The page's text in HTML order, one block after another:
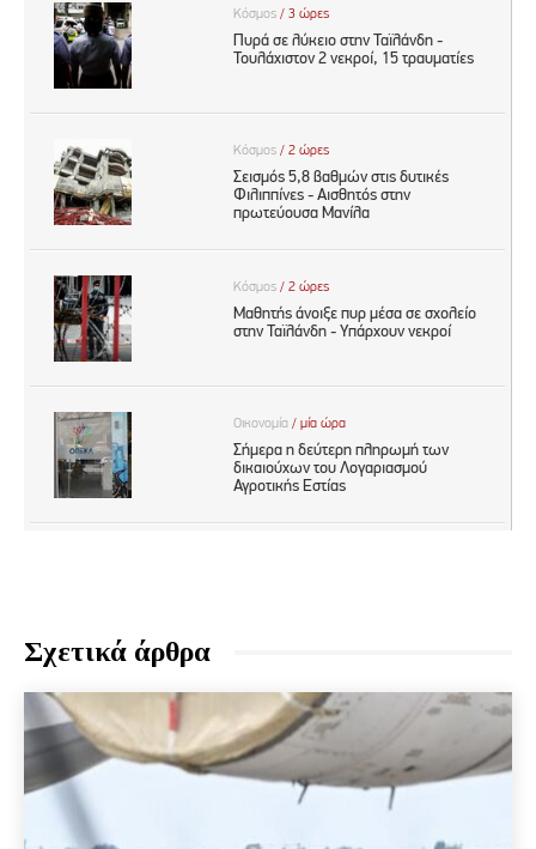
Σχετικά άρθρα